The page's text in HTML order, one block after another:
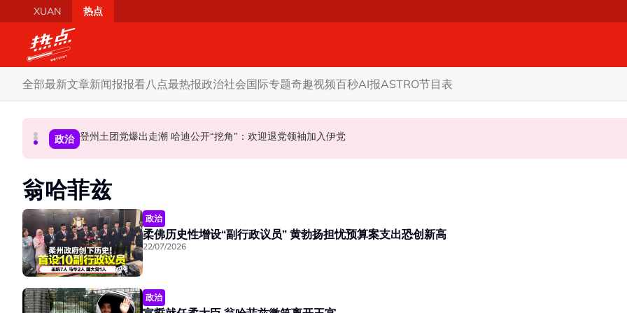
Skip to main content
XUAN 热点
全部最新文章新闻报报看八点最热报政治社会国际专题奇趣视频百秒AI报ASTRO节目表
政治 促努鲁依莎辞职后勿重返政坛 罗诗雅：给他人机会领导公正党
政治 登州土团党爆出走潮 哈迪公开“挖角”：欢迎退党领袖加入伊党
政治 炮轰哈迪不了解章程 阿兹敏：国盟无“自动退盟”规定
翁哈菲兹
政治
柔佛历史性增设“副行政议员” 黄勃扬担忧预算案支出恐创新高
22/07/2026
政治